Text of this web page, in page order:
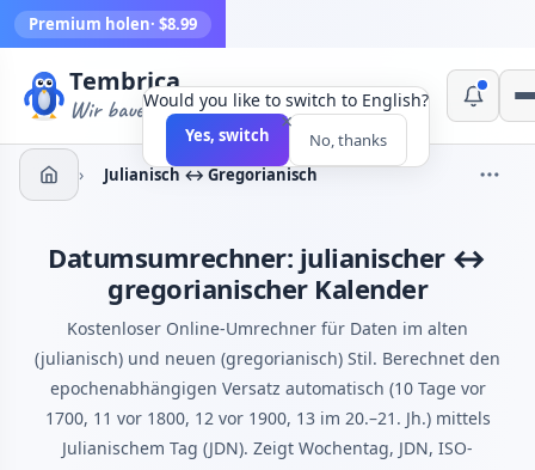
Premium holen· $8.99
Tembrica
Wir bauen Werkzeuge
› Julianisch ↔ Gregorianisch
Datumsumrechner: julianischer ↔
gregorianischer Kalender
Kostenloser Online-Umrechner für Daten im alten
(julianisch) und neuen (gregorianisch) Stil. Berechnet den
epochenabhängigen Versatz automatisch (10 Tage vor
1700, 11 vor 1800, 12 vor 1900, 13 im 20.–21. Jh.) mittels
Julianischem Tag (JDN). Zeigt Wochentag, JDN, ISO-
×
Would you like to switch to English?
Yes, switch No, thanks